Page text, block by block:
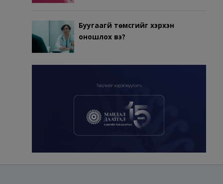
Буугаагүй төмсгийг хэрхэн
оношлох вэ?